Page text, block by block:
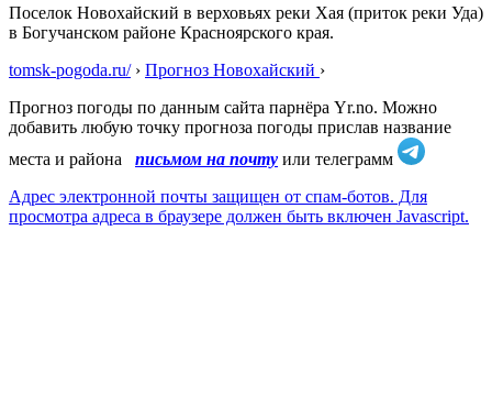
Поселок Новохайский в верховьях реки Хая (приток реки Уда)
в Богучанском районе Красноярского края.
tomsk-pogoda.ru/› Прогноз Новохайский ›
Прогноз погоды по данным сайта парнёра Yr.no. Можно
добавить любую точку прогноза погоды прислав название
места и района
письмом на почту или телеграмм
Адрес электронной почты защищен от спам-ботов. Для
просмотра адреса в браузере должен быть включен Javascript.